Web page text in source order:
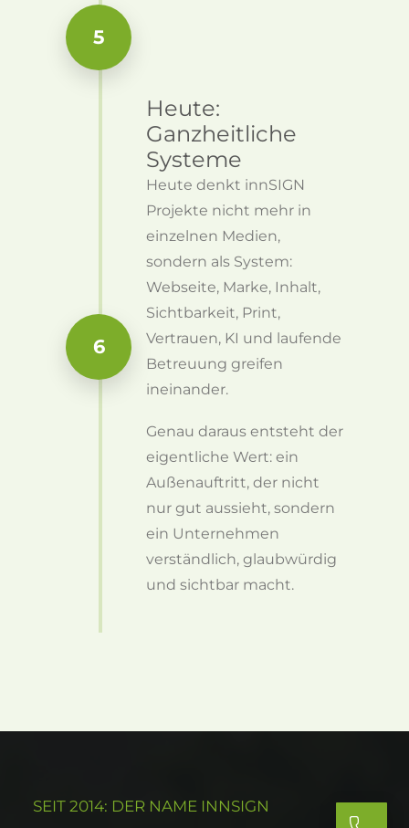
5
6
Heute:
Ganzheitliche
Systeme
Heute denkt innSIGN
Projekte nicht mehr in
einzelnen Medien,
sondern als System:
Webseite, Marke, Inhalt,
Sichtbarkeit, Print,
Vertrauen, KI und laufende
Betreuung greifen
ineinander.
Genau daraus entsteht der
eigentliche Wert: ein
Außenauftritt, der nicht
nur gut aussieht, sondern
ein Unternehmen
verständlich, glaubwürdig
und sichtbar macht.
SEIT 2014: DER NAME INNSIGN